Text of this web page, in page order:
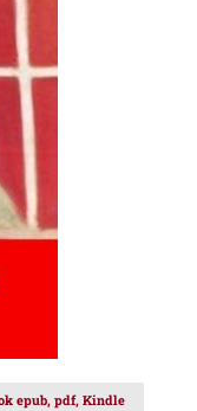
epub, pdf, Kindle